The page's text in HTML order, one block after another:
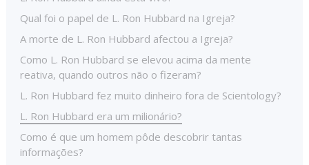
Qual foi o papel de L. Ron Hubbard na Igreja?
A morte de L. Ron Hubbard afectou a Igreja?
Como L. Ron Hubbard se elevou acima da mente
reativa, quando outros não o fizeram?
L. Ron Hubbard fez muito dinheiro fora de Scientology?
L. Ron Hubbard era um milionário?
Como é que um homem pôde descobrir tantas
informações?